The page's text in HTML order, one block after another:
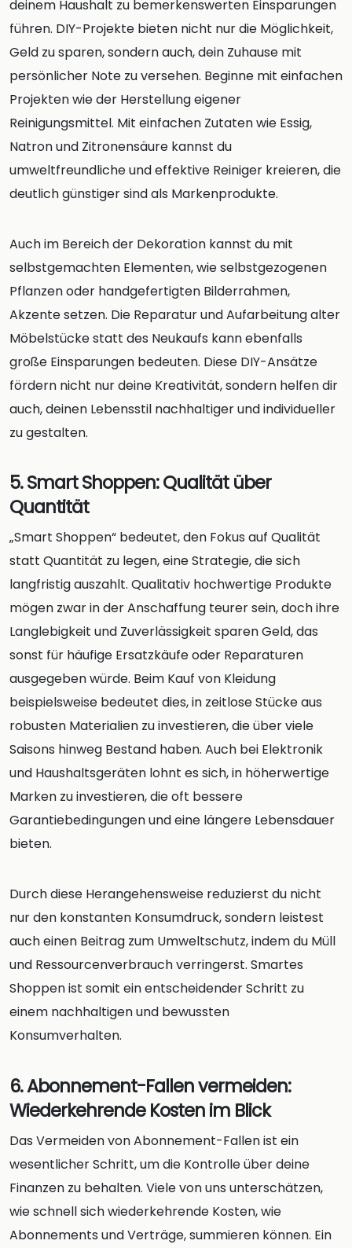
deinem Haushalt zu bemerkenswerten Einsparungen
führen. DIY-Projekte bieten nicht nur die Möglichkeit,
Geld zu sparen, sondern auch, dein Zuhause mit
persönlicher Note zu versehen. Beginne mit einfachen
Projekten wie der Herstellung eigener
Reinigungsmittel. Mit einfachen Zutaten wie Essig,
Natron und Zitronensäure kannst du
umweltfreundliche und effektive Reiniger kreieren, die
deutlich günstiger sind als Markenprodukte.
Auch im Bereich der Dekoration kannst du mit
selbstgemachten Elementen, wie selbstgezogenen
Pflanzen oder handgefertigten Bilderrahmen,
Akzente setzen. Die Reparatur und Aufarbeitung alter
Möbelstücke statt des Neukaufs kann ebenfalls
große Einsparungen bedeuten. Diese DIY-Ansätze
fördern nicht nur deine Kreativität, sondern helfen dir
auch, deinen Lebensstil nachhaltiger und individueller
zu gestalten.
5. Smart Shoppen: Qualität über
Quantität
„Smart Shoppen“ bedeutet, den Fokus auf Qualität
statt Quantität zu legen, eine Strategie, die sich
langfristig auszahlt. Qualitativ hochwertige Produkte
mögen zwar in der Anschaffung teurer sein, doch ihre
Langlebigkeit und Zuverlässigkeit sparen Geld, das
sonst für häufige Ersatzkäufe oder Reparaturen
ausgegeben würde. Beim Kauf von Kleidung
beispielsweise bedeutet dies, in zeitlose Stücke aus
robusten Materialien zu investieren, die über viele
Saisons hinweg Bestand haben. Auch bei Elektronik
und Haushaltsgeräten lohnt es sich, in höherwertige
Marken zu investieren, die oft bessere
Garantiebedingungen und eine längere Lebensdauer
bieten.
Durch diese Herangehensweise reduzierst du nicht
nur den konstanten Konsumdruck, sondern leistest
auch einen Beitrag zum Umweltschutz, indem du Müll
und Ressourcenverbrauch verringerst. Smartes
Shoppen ist somit ein entscheidender Schritt zu
einem nachhaltigen und bewussten
Konsumverhalten.
6. Abonnement-Fallen vermeiden:
Wiederkehrende Kosten im Blick
Das Vermeiden von Abonnement-Fallen ist ein
wesentlicher Schritt, um die Kontrolle über deine
Finanzen zu behalten. Viele von uns unterschätzen,
wie schnell sich wiederkehrende Kosten, wie
Abonnements und Verträge, summieren können. Ein